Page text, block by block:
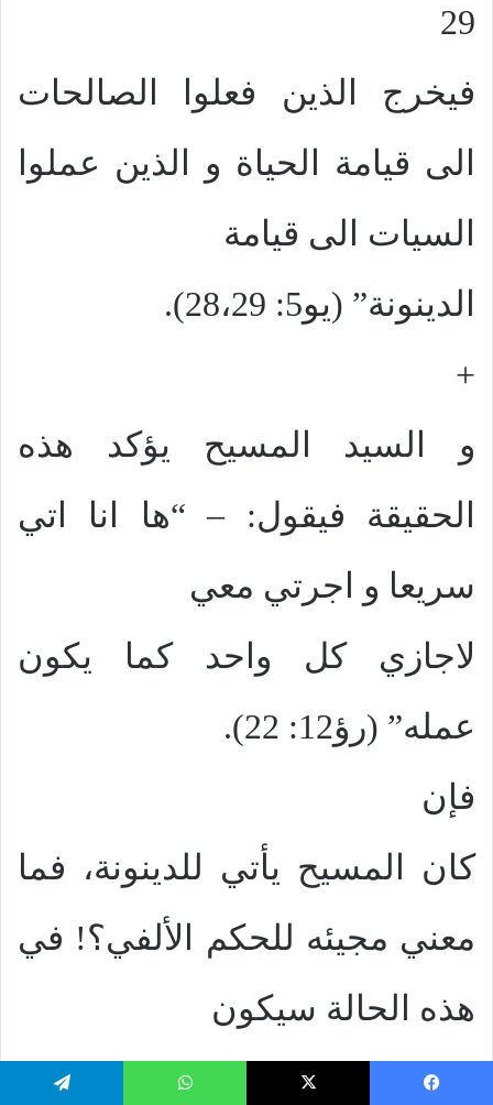
29
فيخرج الذين فعلوا الصالحات
الى قيامة الحياة و الذين عملوا
السيات الى قيامة
الدينونة” (يو5: 28،29).
+
و السيد المسيح يؤكد هذه
الحقيقة فيقول: – “ها انا اتي
سريعا و اجرتي معي
لاجازي كل واحد كما يكون
عمله” (رؤ12: 22).
فإن
كان المسيح يأتي للدينونة، فما
معني مجيئه للحكم الألفي؟! في
هذه الحالة سيكون
للرب ثلاثة مجيئات!! مجيء